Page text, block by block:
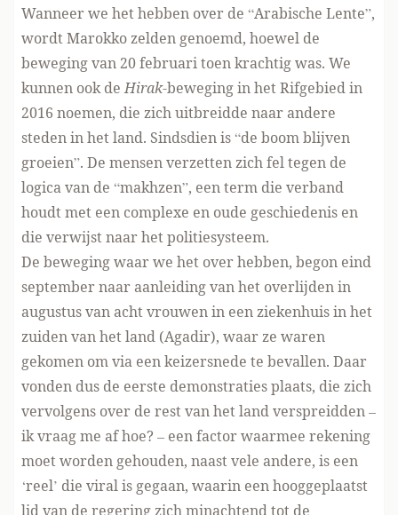
Wanneer we het hebben over de “Arabische Lente”,
wordt Marokko zelden genoemd, hoewel de
beweging van 20 februari toen krachtig was. We
kunnen ook deHirak-beweging in het Rifgebied in
2016 noemen, die zich uitbreidde naar andere
steden in het land. Sindsdien is “de boom blijven
groeien”. De mensen verzetten zich fel tegen de
logica van de “makhzen”, een term die verband
houdt met een complexe en oude geschiedenis en
die verwijst naar het politiesysteem.
De beweging waar we het over hebben, begon eind
september naar aanleiding van het overlijden in
augustus van acht vrouwen in een ziekenhuis in het
zuiden van het land (Agadir), waar ze waren
gekomen om via een keizersnede te bevallen. Daar
vonden dus de eerste demonstraties plaats, die zich
vervolgens over de rest van het land verspreidden –
ik vraag me af hoe? – een factor waarmee rekening
moet worden gehouden, naast vele andere, is een
‘reel’ die viral is gegaan, waarin een hooggeplaatst
lid van de regering zich minachtend tot de